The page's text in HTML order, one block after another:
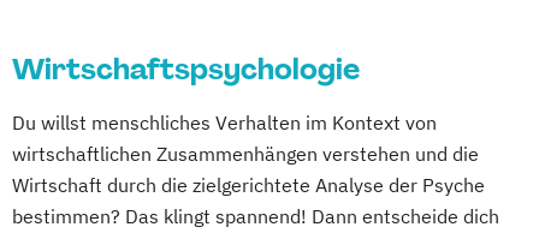
Wirtschaftspsychologie
Du willst menschliches Verhalten im Kontext von
wirtschaftlichen Zusammenhängen verstehen und die
Wirtschaft durch die zielgerichtete Analyse der Psyche
bestimmen? Das klingt spannend! Dann entscheide dich